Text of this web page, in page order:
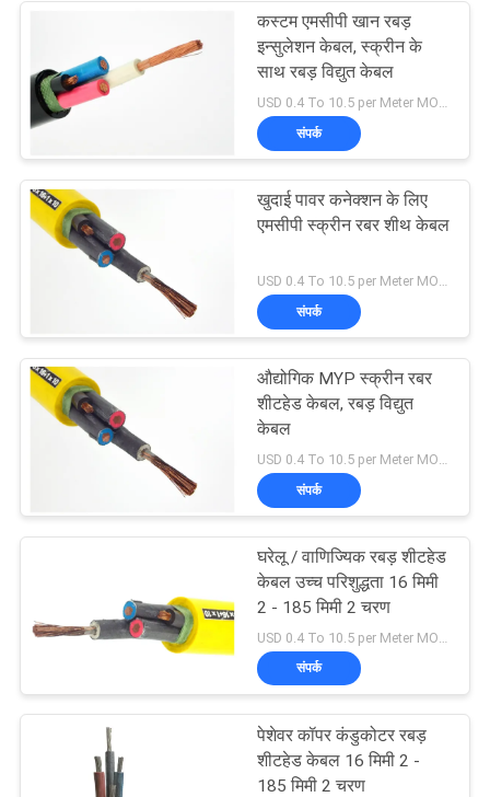
BLOG
एक
बोली
NEWS
साइटमैप
गोपनीयता
कस्टम एमसीपी खान रबड़
इन्सुलेशन केबल, स्क्रीन के
साथ रबड़ विद्युत केबल
USD 0.4 To 10.5 per Meter MOQ:500 एम
संपर्क
खुदाई पावर कनेक्शन के लिए
एमसीपी स्क्रीन रबर शीथ केबल
संपर्क
औद्योगिक MYP स्क्रीन रबर
शीटहेड केबल, रबड़ विद्युत
केबल
संपर्क
घरेलू / वाणिज्यिक रबड़ शीटहेड
केबल उच्च परिशुद्धता 16 मिमी
2 - 185 मिमी 2 चरण
संपर्क
पेशेवर कॉपर कंडुकोटर रबड़
शीटहेड केबल 16 मिमी 2 -
185 मिमी 2 चरण